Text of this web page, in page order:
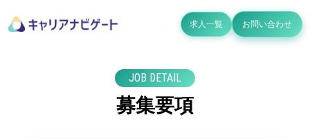
求人一覧 お問い合わせ
JOB DETAIL
募集要項